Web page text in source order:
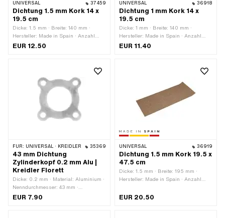
UNIVERSAL 37459
Dichtung 1.5 mm Kork 14 x
19.5 cm
Dicke: 1.5 mm · Breite: 140 mm ·
Hersteller: Made in Spain · Anzahl
Bestandteile: 1 Stk. · Material: Kork ·
EUR 12.50
UNIVERSAL 36918
Dichtung 1 mm Kork 14 x
19.5 cm
Dicke: 1 mm · Breite: 140 mm ·
Hersteller: Made in Spain · Anzahl
Bestandteile: 1 Stk. · Material: Kork ·
EUR 11.40
FÜR: UNIVERSAL · KREIDLER 35369
43 mm Dichtung
Zylinderkopf 0.2 mm Alu |
Kreidler Florett
Dicke: 0.2 mm · Material: Aluminium ·
Nenndurchmesser: 43 mm ·
Verwendungsort: Zylinderkopf · Ø
EUR 7.90
UNIVERSAL 36919
Dichtung 1.5 mm Kork 19.5 x
47.5 cm
Dicke: 1.5 mm · Breite: 195 mm ·
Hersteller: Made in Spain · Anzahl
Farbe: braun · Gesamtlänge: 475 mm
EUR 20.50